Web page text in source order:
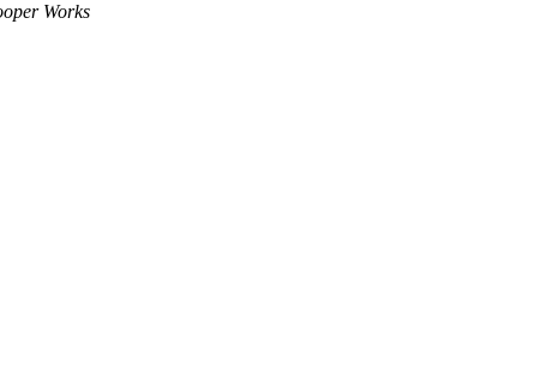
Works